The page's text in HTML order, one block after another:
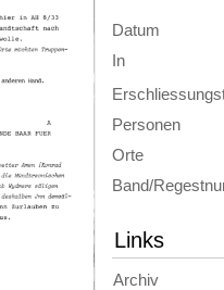
Datum
In
Personen
Orte
Band/
Links
Archiv